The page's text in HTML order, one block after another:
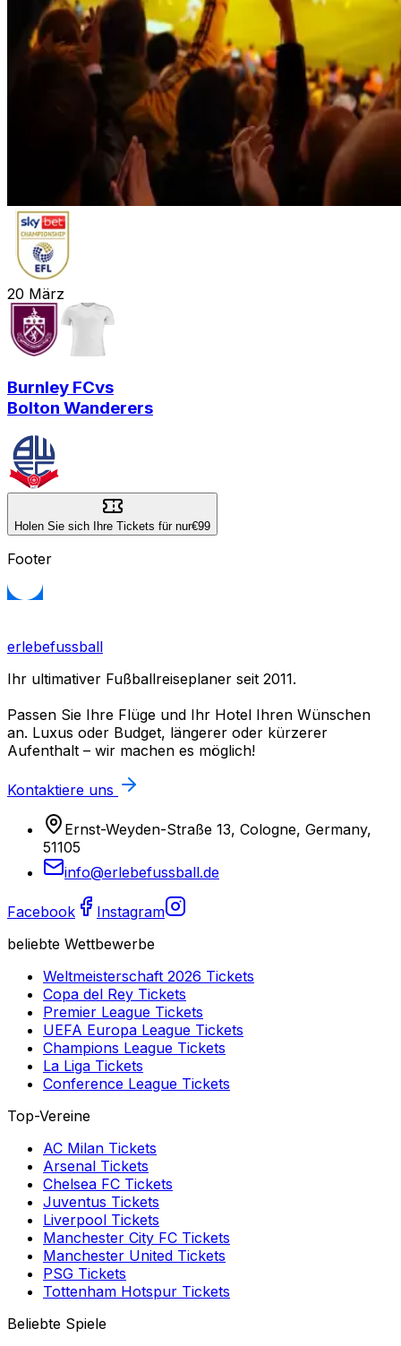
20 März
Burnley FCvs
Bolton Wanderers
Holen Sie sich Ihre Tickets für nur€99
Footer
erlebefussball
Ihr ultimativer Fußballreiseplaner seit 2011.
Passen Sie Ihre Flüge und Ihr Hotel Ihren Wünschen
an. Luxus oder Budget, längerer oder kürzerer
Aufenthalt – wir machen es möglich!
Kontaktiere uns
Ernst-Weyden-Straße 13, Cologne, Germany,
51105
info@erlebefussball.de
Facebook
Instagram
beliebte Wettbewerbe
Weltmeisterschaft 2026 Tickets
Copa del Rey Tickets
Premier League Tickets
UEFA Europa League Tickets
Champions League Tickets
La Liga Tickets
Conference League Tickets
Top-Vereine
AC Milan Tickets
Arsenal Tickets
Chelsea FC Tickets
Juventus Tickets
Liverpool Tickets
Manchester City FC Tickets
Manchester United Tickets
PSG Tickets
Tottenham Hotspur Tickets
Beliebte Spiele